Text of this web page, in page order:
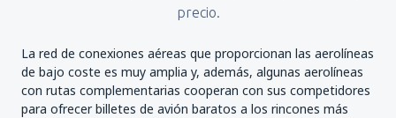
precio.
La red de conexiones aéreas que proporcionan las aerolíneas
de bajo coste es muy amplia y, además, algunas aerolíneas
con rutas complementarias cooperan con sus competidores
para ofrecer billetes de avión baratos a los rincones más